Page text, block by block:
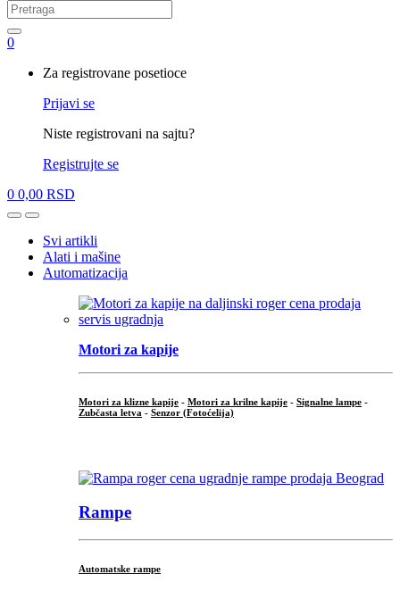
Search
for:
0
Za registrovane posetioce
Prijavi se
Niste registrovani na sajtu?
Registrujte se
0 0,00 RSD
OpenClose
Svi artikli
Alati i mašine
Automatizacija
Motori za kapije
Motori za klizne kapije - Motori za krilne kapije - Signalne lampe -
Zubčasta letva - Senzor (Fotoćelija)
Rampe
Automatske rampe